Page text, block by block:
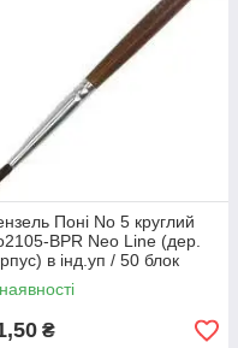
Поні No 5 круглий
BPR Neo Line (дер.
в інд.уп / 50 блок
₴